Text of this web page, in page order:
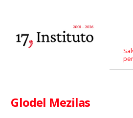
Glodel Mezilas